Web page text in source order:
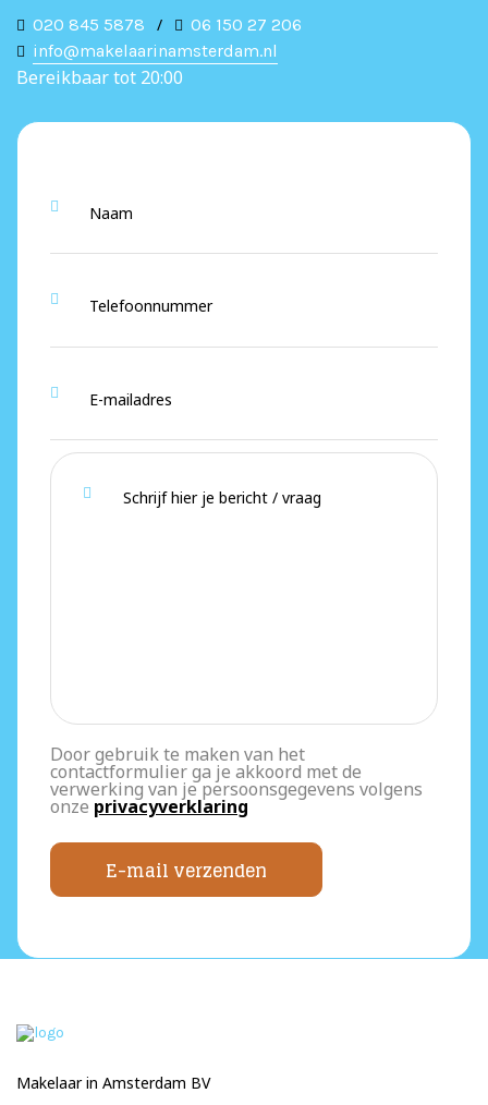
020 845 5878 /
06 150 27 206
info@makelaarinamsterdam.nl
Bereikbaar tot 20:00
Door gebruik te maken van het
contactformulier ga je akkoord met de
verwerking van je persoonsgegevens volgens
onze privacyverklaring
E-mail verzenden
Makelaar in Amsterdam BV